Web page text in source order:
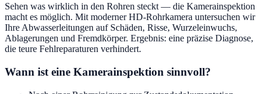
Sehen was wirklich in den Rohren steckt — die Kamerainspektion
macht es möglich. Mit moderner HD-Rohrkamera untersuchen wir
Ihre Abwasserleitungen auf Schäden, Risse, Wurzeleinwuchs,
Ablagerungen und Fremdkörper. Ergebnis: eine präzise Diagnose,
die teure Fehlreparaturen verhindert.
Wann ist eine Kamerainspektion sinnvoll?